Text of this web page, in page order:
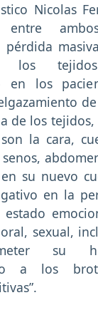
Nicolas
entre
pérdida
los
en los
de los tejidos,
la cara,
en su nuevo
en la
sexual,
su
a los